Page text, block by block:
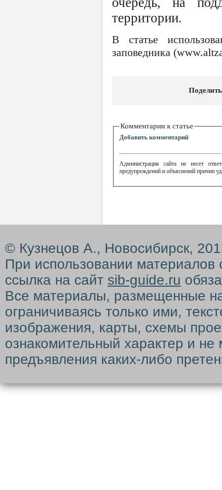
территории.
В статье
заповедника
Комментарии к статье
Добавить комментарий
Администрация сайта не несет
предупреждений и объяснений причин
© Кузнецов А., Новосибирск,
При использовании материалов
ссылка на сайт sib-guide.ru
Все материалы, размещенные
ограничиваясь только ими,
изображения, карты, схемы
ознакомительный характер и
предъявления каких-либо